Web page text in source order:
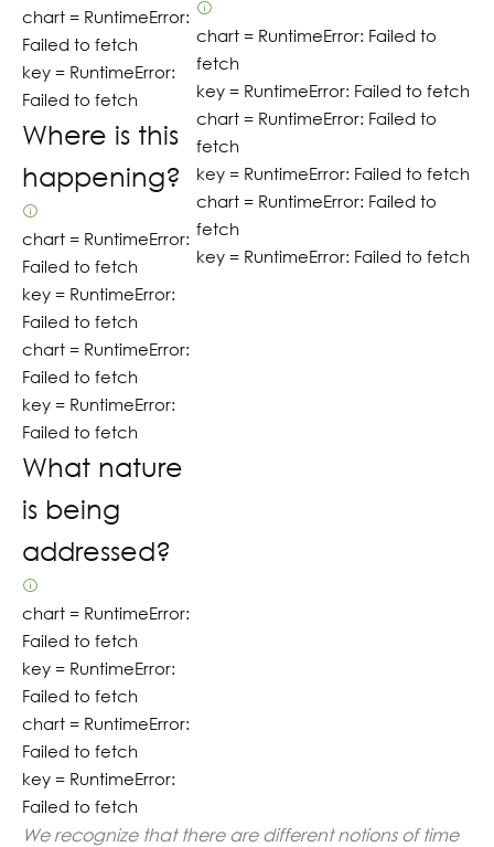
chart = RuntimeError:
Failed to fetch
key = RuntimeError:
Failed to fetch
Where is this
happening?
chart = RuntimeError:
Failed to fetch
key = RuntimeError:
Failed to fetch
chart = RuntimeError:
Failed to fetch
key = RuntimeError:
Failed to fetch
What nature
is being
addressed?
chart = RuntimeError:
Failed to fetch
key = RuntimeError:
Failed to fetch
chart = RuntimeError:
Failed to fetch
key = RuntimeError:
Failed to fetch
chart = RuntimeError: Failed to
fetch
key = RuntimeError: Failed to fetch
chart = RuntimeError: Failed to
fetch
key = RuntimeError: Failed to fetch
chart = RuntimeError: Failed to
fetch
key = RuntimeError: Failed to fetch
We recognize that there are different notions of time